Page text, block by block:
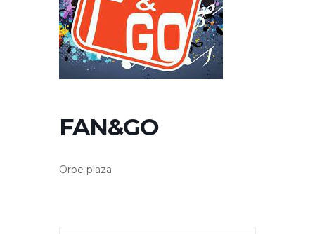
FAN&GO
Orbe plaza